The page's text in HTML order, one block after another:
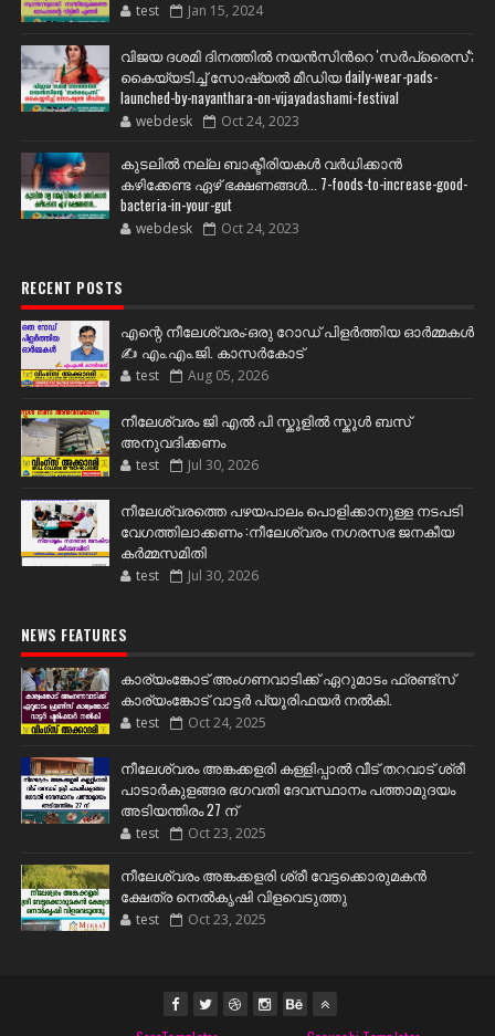
test Jan 15, 2024
വിജയ ദശമി ദിനത്തില്‍ നയന്‍സിന്‍റെ 'സര്‍പ്രൈസ്';
കൈയ്യടിച്ച് സോഷ്യല്‍ മീഡിയ daily-wear-pads-
launched-by-nayanthara-on-vijayadashami-festival
webdesk Oct 24, 2023
കുടലിൽ നല്ല ബാക്ടീരിയകൾ വര്‍ധിക്കാന്‍
കഴിക്കേണ്ട ഏഴ് ഭക്ഷണങ്ങള്‍... 7-foods-to-increase-good-
bacteria-in-your-gut
webdesk Oct 24, 2023
RECENT POSTS
എന്റെ നീലേശ്വരം:ഒരു റോഡ് പിളർത്തിയ ഓർമ്മകൾ
✍️ എം.എം.ജി. കാസർകോട്
test Aug 05, 2026
നീലേശ്വരം ജി എൽ പി സ്കൂളിൽ സ്കൂൾ ബസ്
അനുവദിക്കണം
test Jul 30, 2026
നീലേശ്വരത്തെ പഴയപാലം പൊളിക്കാനുള്ള നടപടി
വേഗത്തിലാക്കണം :നീലേശ്വരം നഗരസഭ ജനകീയ
കർമ്മസമിതി
test Jul 30, 2026
NEWS FEATURES
കാര്യംങ്കോട് അംഗണവാടിക്ക് ഏറുമാടം ഫ്രണ്ട്സ്
കാര്യംങ്കോട് വാട്ടർ പ്യൂരിഫയർ നൽകി.
test Oct 24, 2025
നീലേശ്വരം അങ്കക്കളരി കള്ളിപ്പാൽ വീട് തറവാട് ശ്രീ
പാടാർകുളങ്ങര ഭഗവതി ദേവസ്ഥാനം പത്താമുദയം
അടിയന്തിരം 27 ന്
test Oct 23, 2025
നീലേശ്വരം അങ്കക്കളരി ശ്രീ വേട്ടക്കൊരുമകൻ
ക്ഷേത്ര നെൽകൃഷി വിളവെടുത്തു
test Oct 23, 2025